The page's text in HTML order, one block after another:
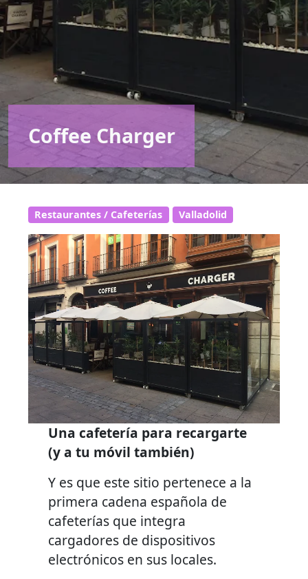
Coffee Charger
Restaurantes / Cafeterías Valladolid
Una cafetería para recargarte
(y a tu móvil también)
Y es que este sitio pertenece a la
primera cadena española de
cafeterías que integra
cargadores de dispositivos
electrónicos en sus locales.